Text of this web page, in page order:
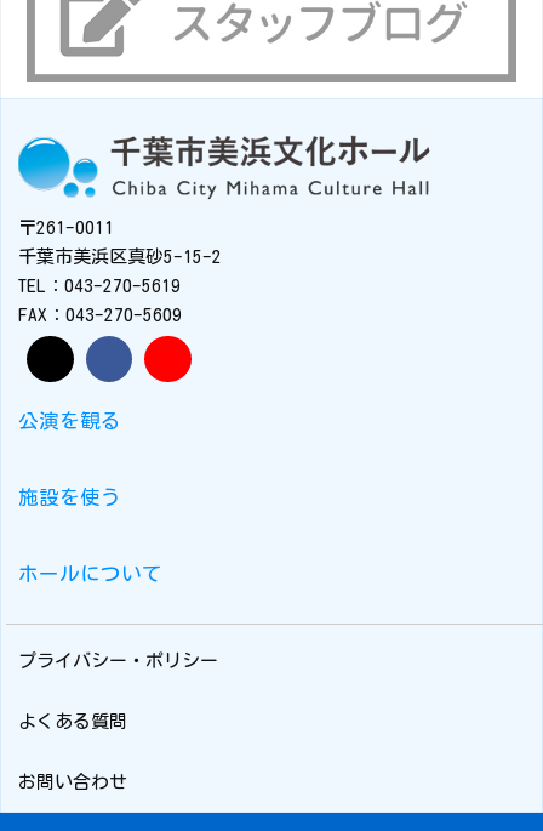
〒261-0011
千葉市美浜区真砂5-15-2
TEL：043-270-5619
FAX：043-270-5609
公演を観る
施設を使う
ホールについて
プライバシー・ポリシー
よくある質問
お問い合わせ